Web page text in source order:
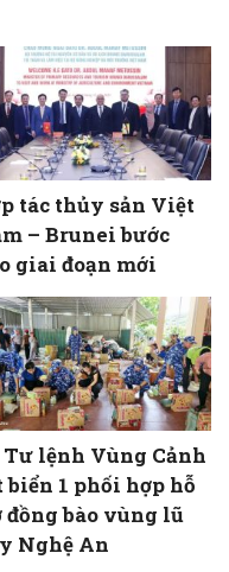
tác thủy sản Việt
– Brunei bước
giai đoạn mới
Tư lệnh Vùng Cảnh
biển 1 phối hợp hỗ
đồng bào vùng lũ
Nghệ An